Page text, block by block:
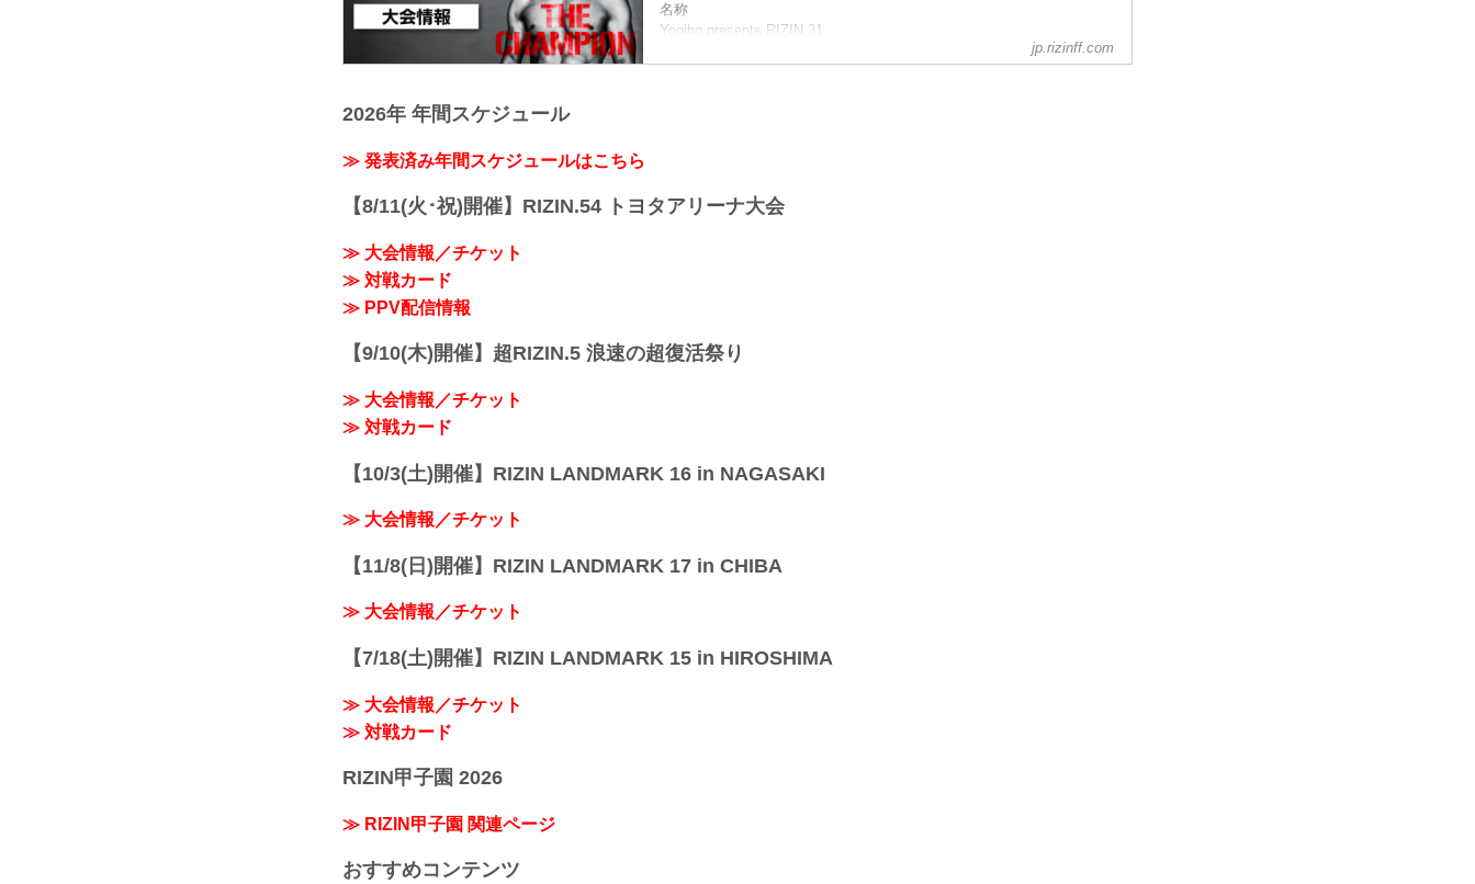
名称
Yogibo presents RIZIN.31
ぴあアリーナMM
≫ Googleマップで見る
jp.rizinff.com
2026年 年間スケジュール
≫ 発表済み年間スケジュールはこちら
【8/11(火･祝)開催】RIZIN.54 トヨタアリーナ大会
≫ 大会情報／チケット
≫ 対戦カード
≫ PPV配信情報
【9/10(木)開催】超RIZIN.5 浪速の超復活祭り
≫ 大会情報／チケット
≫ 対戦カード
【10/3(土)開催】RIZIN LANDMARK 16 in NAGASAKI
≫ 大会情報／チケット
【11/8(日)開催】RIZIN LANDMARK 17 in CHIBA
≫ 大会情報／チケット
【7/18(土)開催】RIZIN LANDMARK 15 in HIROSHIMA
≫ 大会情報／チケット
≫ 対戦カード
RIZIN甲子園 2026
≫ RIZIN甲子園 関連ページ
おすすめコンテンツ